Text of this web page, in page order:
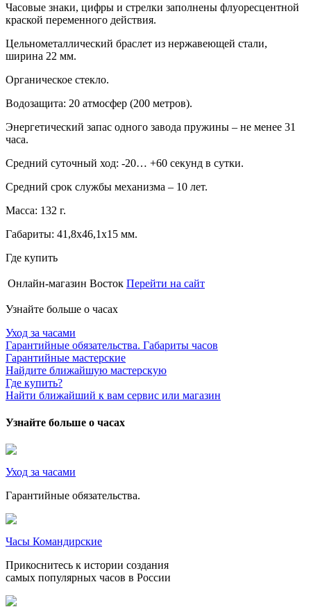
Часовые знаки, цифры и стрелки заполнены флуоресцентной
краской переменного действия.
Цельнометаллический браслет из нержавеющей стали,
ширина 22 мм.
Органическое стекло.
Водозащита: 20 атмосфер (200 метров).
Энергетический запас одного завода пружины – не менее 31
часа.
Средний суточный ход: -20… +60 секунд в сутки.
Средний срок службы механизма – 10 лет.
Масса: 132 г.
Габариты: 41,8х46,1х15 мм.
Где купить
Онлайн-магазин Восток Перейти на сайт
Узнайте больше о часах
Уход за часами
Гарантийные обязательства. Габариты часов
Гарантийные мастерские
Найдите ближайшую мастерскую
Где купить?
Найти ближайший к вам сервис или магазин
Узнайте больше о часах
Уход за часами
Гарантийные обязательства.
Часы Командирские
Прикоснитесь к истории создания
самых популярных часов в России